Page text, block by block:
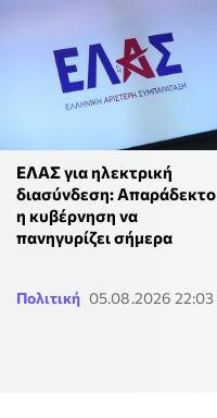
ΕΛΑΣ για ηλεκτρική
διασύνδεση: Απαράδεκτο
η κυβέρνηση να
πανηγυρίζει σήμερα
Πολιτική 05.08.2026 22:03